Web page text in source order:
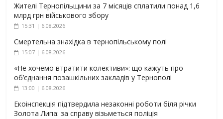
Жителі Тернопільщини за 7 місяців сплатили понад 1,6
млрд грн військового збору
15:31 | 6.08.2026
Смертельна знахідка в тернопільському полі
15:07 | 6.08.2026
«Не хочемо втратити колективи»: що кажуть про
об’єднання позашкільних закладів у Тернополі
13:00 | 6.08.2026
Екоінспекція підтвердила незаконні роботи біля річки
Золота Липа: за справу візьметься поліція